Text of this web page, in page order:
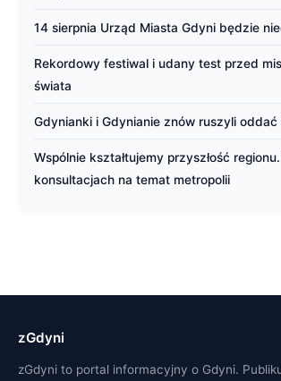
14 sierpnia Urząd Miasta Gdyni będzie
Rekordowy festiwal i udany test przed
świata
Gdynianki i Gdynianie znów ruszyli oddać
Wspólnie kształtujemy przyszłość
konsultacjach na temat metropolii
zGdyni
zGdyni to portal informacyjny o Gdyni.